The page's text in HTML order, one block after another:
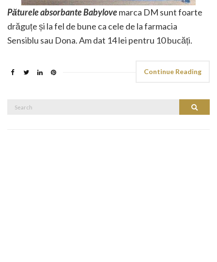
Păturele absorbante Babylovemarca DM sunt foarte
drăguțe și la fel de bune ca cele de la farmacia
Sensiblu sau Dona. Am dat 14 lei pentru 10 bucăți.
Continue Reading
Search